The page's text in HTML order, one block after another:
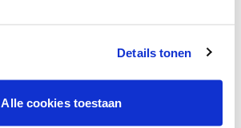
Details tonen
Alle cookies toestaan